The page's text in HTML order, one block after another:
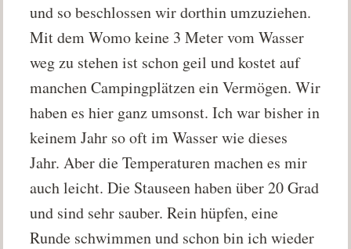
und so beschlossen wir dorthin umzuziehen.
Mit dem Womo keine 3 Meter vom Wasser
weg zu stehen ist schon geil und kostet auf
manchen Campingplätzen ein Vermögen. Wir
haben es hier ganz umsonst. Ich war bisher in
keinem Jahr so oft im Wasser wie dieses
Jahr. Aber die Temperaturen machen es mir
auch leicht. Die Stauseen haben über 20 Grad
und sind sehr sauber. Rein hüpfen, eine
Runde schwimmen und schon bin ich wieder